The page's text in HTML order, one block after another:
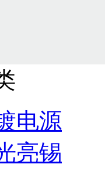
电源
亮锡